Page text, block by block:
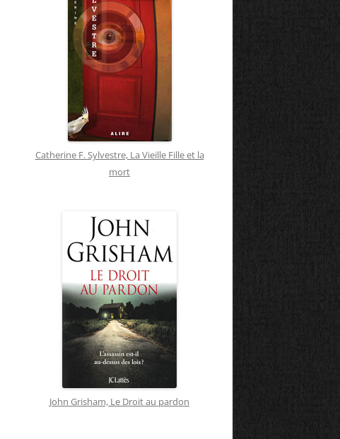
Catherine F. Sylvestre, La Vieille Fille et la
mort
John Grisham, Le Droit au pardon